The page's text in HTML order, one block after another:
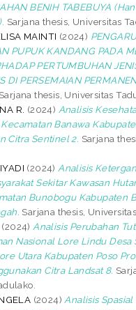
BENIH TABEBUYA
Sarjana thesis, Universitas
MAINTI (2024)
PUPUK KANDANG PADA
PERTUMBUHAN
DI PERSEMAIAN
Sarjana thesis, Universitas
R. (2024) Analisis
Banawa
Citra Sentinel 2. Sarjana
(2024) Analisis
Sekitar Kawasan
Bunobogu Kabupaten
Sarjana thesis,
(2024) Analisis Perubahan
Nasional Lore Lindu Desa
Utara Kabupaten Poso
Citra Landsat 8.
(2024) Analisis